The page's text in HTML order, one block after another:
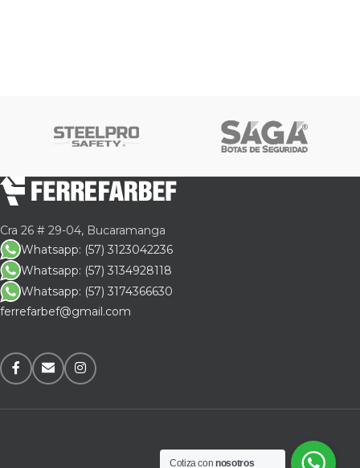
Cra 26 # 29-04, Bucaramanga
Whatsapp: (57) 3123042236
Whatsapp: (57) 3134928118
Whatsapp: (57) 3174366630
ferrefarbef@gmail.com
Cotiza connosotros